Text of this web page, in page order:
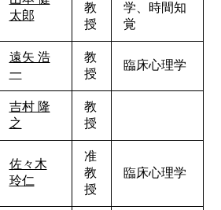
太郎
教
授
学、時間知
覚
遠矢 浩
一
教
授
臨床心理学
吉村 隆
之
教
授
佐々木
玲仁
准
教
授
臨床心理学